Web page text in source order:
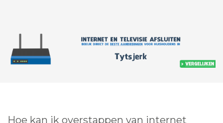
Hoe kan ik overstappen van internet